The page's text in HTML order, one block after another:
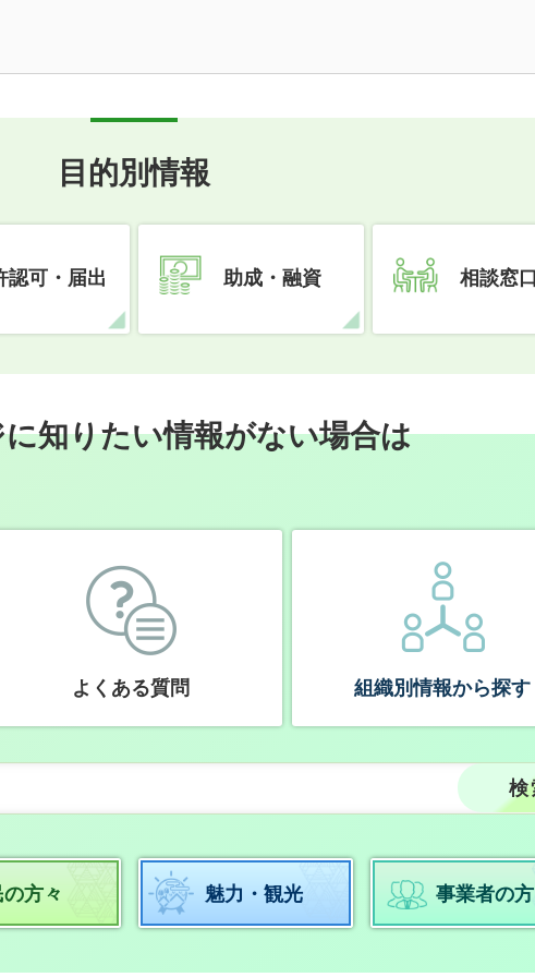
目的別情報
認可・届出 助成・融資 相談窓
知りたい情報がない場合は
よくある質問 組織別情報から探す
方々 魅力・観光 事業者の